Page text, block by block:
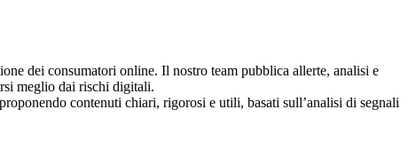
dei consumatori online. Il nostro team pubblica allerte, analisi e
meglio dai rischi digitali.
contenuti chiari, rigorosi e utili, basati sull’analisi di segnali